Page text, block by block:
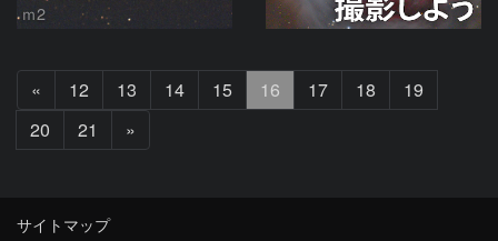
ｍ2
«
へ
12 13 14 15 16 17 18
19
20
21 »
へ
サイトマップ